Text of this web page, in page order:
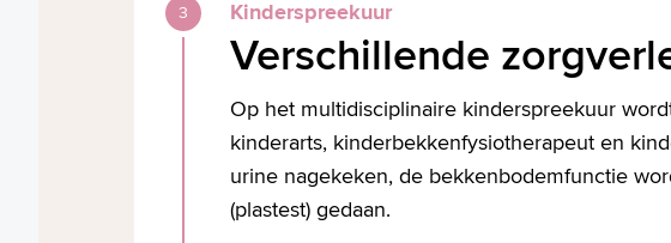
Kinderspreekuur
Verschillende
Op het multidisciplinaire kinderspreekuur
kinderarts, kinderbekkenfysiotherapeut en
urine nagekeken, de bekkenbodemfunctie
(plastest) gedaan.